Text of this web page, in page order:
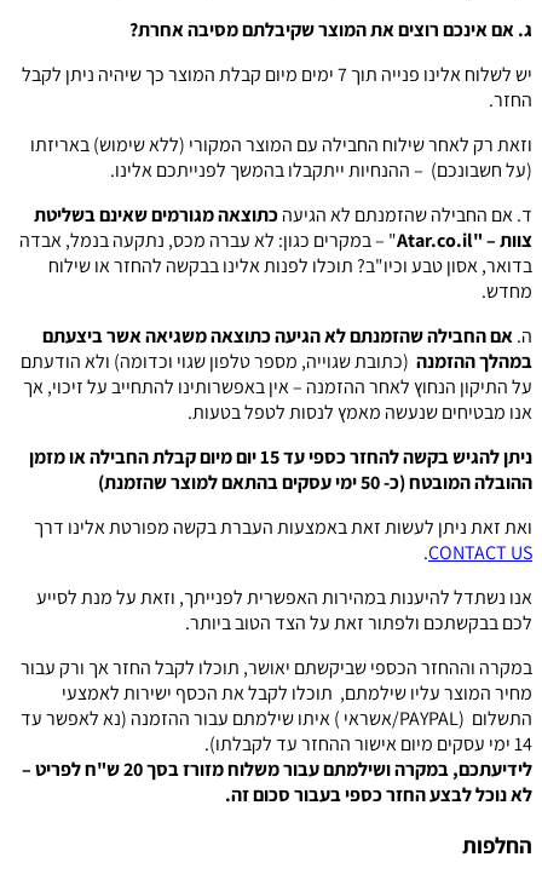
ג. אם אינכם רוצים את המוצר שקיבלתם מסיבה אחרת?
יש לשלוח אלינו פנייה תוך 7 ימים מיום קבלת המוצר כך שיהיה ניתן לקבל
החזר.
וזאת רק לאחר שילוח החבילה עם המוצר המקורי (ללא שימוש) באריזתו
(על חשבונכם) – ההנחיות ייתקבלו בהמשך לפנייתכם אלינו.
ד. אם החבילה שהזמנתם לא הגיעהכתוצאה מגורמים שאינם בשליטת
צוות – "Atar.co.il
" – במקרים כגון: לא עברה מכס, נתקעה בנמל, אבדה
בדואר, אסון טבע וכיו"ב? תוכלו לפנות אלינו בבקשה להחזר או שילוח
מחדש.
ה.אם החבילה שהזמנתם לא הגיעהכתוצאה משגיאה אשר ביצעתם
במהלך ההזמנה (כתובת שגוייה, מספר טלפון שגוי וכדומה) ולא הודעתם
על התיקון הנחוץ לאחר ההזמנה – אין באפשרותינו להתחייב על זיכוי, אך
אנו מבטיחים שנעשה מאמץ לנסות לטפל בטעות.
ניתן להגיש בקשה להחזר כספי עד 15 יום מיום קבלת החבילה או מזמן
ההובלה המובטח (כ- 50 ימי עסקים בהתאם למוצר שהזמנת)
ואת זאת ניתן לעשות זאת באמצעות העברת בקשה מפורטת אלינו דרך
CONTACT US
.
אנו נשתדל להיענות במהירות האפשרית לפנייתך, וזאת על מנת לסייע
לכם בבקשתכם ולפתור זאת על הצד הטוב ביותר.
במקרה וההחזר הכספי שביקשתם יאושר, תוכלו לקבל החזר אך ורק עבור
מחיר המוצר עליו שילמתם, תוכלו לקבל את הכסף ישירות לאמצעי
התשלום (PAYPAL/אשראי ) איתו שילמתם עבור ההזמנה (נא לאפשר עד
14 ימי עסקים מיום אישור ההחזר עד לקבלתו).
לידיעתכם, במקרה ושילמתם עבור משלוח מזורז בסך 20 ש"ח לפריט –
לא נוכל לבצע החזר כספי בעבור סכום זה.
החלפות